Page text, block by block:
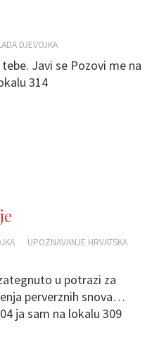
DJEVOJKA
Javi se Pozovi me na
314
UPOZNAVANJE HRVATSKA
u potrazi za
perverznih snova…
ja sam na lokalu 309